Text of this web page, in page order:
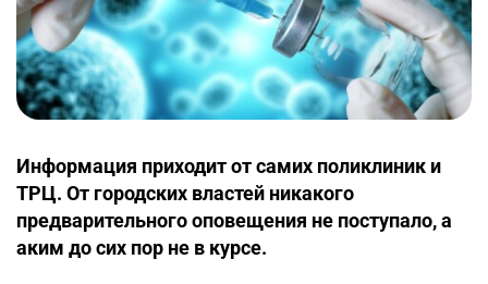
Информация приходит от самих поликлиник и
ТРЦ. От городских властей никакого
предварительного оповещения не поступало, а
аким до сих пор не в курсе.